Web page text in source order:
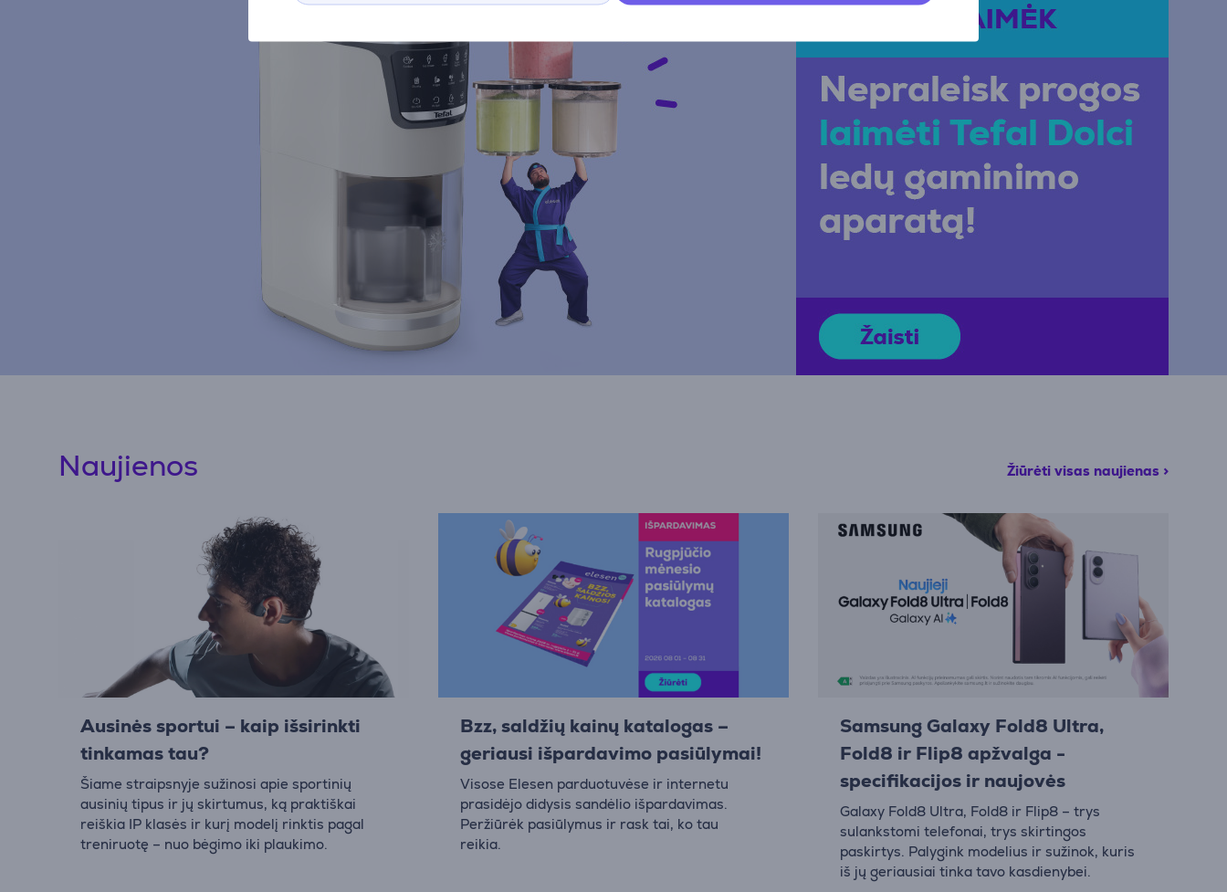
Naujienos Žiūrėti visas naujienas >
Ausinės sportui – kaip išsirinkti
tinkamas tau?
Šiame straipsnyje sužinosi apie sportinių
ausinių tipus ir jų skirtumus, ką praktiškai
reiškia IP klasės ir kurį modelį rinktis pagal
treniruotę – nuo bėgimo iki plaukimo.
Bzz, saldžių kainų katalogas –
geriausi išpardavimo pasiūlymai!
Visose Elesen parduotuvėse ir internetu
prasidėjo didysis sandėlio išpardavimas.
Peržiūrėk pasiūlymus ir rask tai, ko tau
reikia.
Samsung Galaxy Fold8 Ultra,
Fold8 ir Flip8 apžvalga -
specifikacijos ir naujovės
Galaxy Fold8 Ultra, Fold8 ir Flip8 – trys
sulankstomi telefonai, trys skirtingos
paskirtys. Palygink modelius ir sužinok, kuris
iš jų geriausiai tinka tavo kasdienybei.